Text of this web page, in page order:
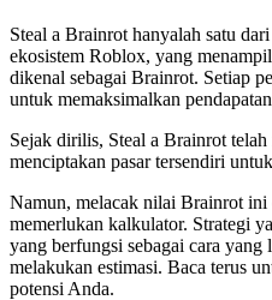
Steal a Brainrot hanyalah satu
ekosistem Roblox, yang
dikenal sebagai Brainrot. Setiap
untuk memaksimalkan
Sejak dirilis, Steal a Brainrot
menciptakan pasar tersendiri
Namun, melacak nilai Brainrot
memerlukan kalkulator. Strategi
yang berfungsi sebagai cara
melakukan estimasi. Baca terus
potensi Anda.